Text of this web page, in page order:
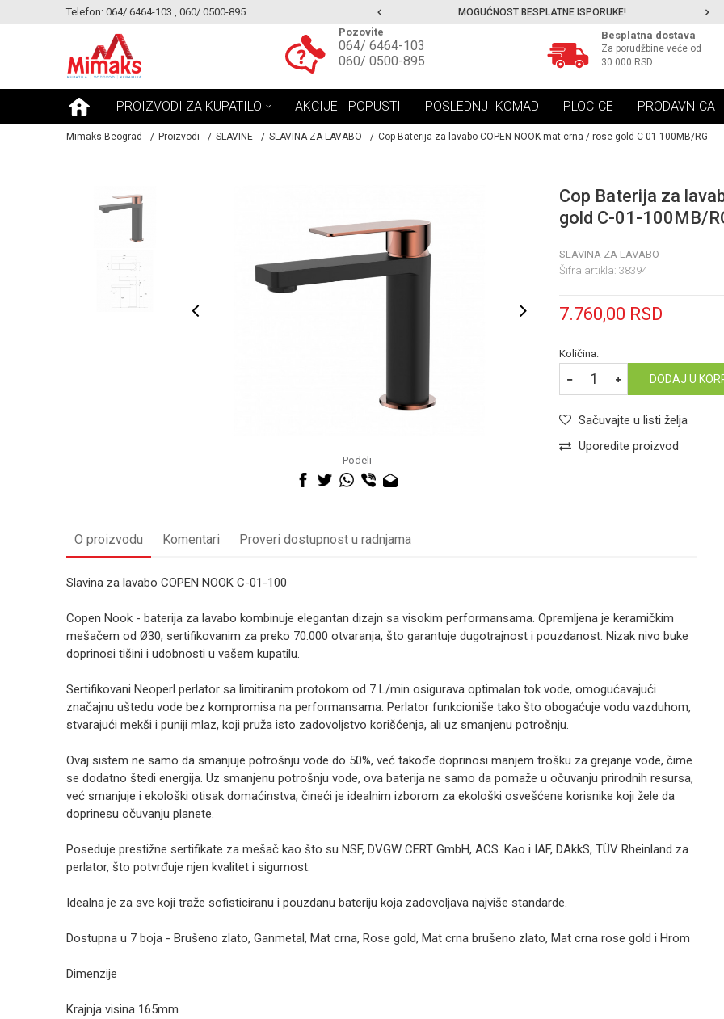
Telefon: 064/ 6464-103 , 060/ 0500-895
MOGUCNOST MONTAŽE PROIZVODA MOGUĆNOST BESPLATNE ISPORUKE!
Pozovite
064/ 6464-103
060/ 0500-895
Besplatna dostava
Za porudžbine veće od
30.000 RSD
PROIZVODI ZA KUPATILO AKCIJE I POPUSTI POSLEDNJI KOMAD PLOCICE PRODAVNICA
Mimaks Beograd Proizvodi SLAVINE SLAVINA ZA LAVABO Cop Baterija za lavabo COPEN NOOK mat crna / rose gold C-01-100MB/RG
Podeli
Cop Baterija za
gold C-01-100MB/
SLAVINA ZA LAVABO
Šifra artikla: 38394
7.760,00 RSD
Količina:
DODAJ U
Sačuvajte u listi želja
Uporedite proizvod
O proizvodu Komentari Proveri dostupnost u radnjama
Slavina za lavabo COPEN NOOK C-01-100
Copen Nook - baterija za lavabo kombinuje elegantan dizajn sa visokim performansama. Opremljena je keramičkim
mešačem od Ø30, sertifikovanim za preko 70.000 otvaranja, što garantuje dugotrajnost i pouzdanost. Nizak nivo buke
doprinosi tišini i udobnosti u vašem kupatilu.
Sertifikovani Neoperl perlator sa limitiranim protokom od 7 L/min osigurava optimalan tok vode, omogućavajući
značajnu uštedu vode bez kompromisa na performansama. Perlator funkcioniše tako što obogaćuje vodu vazduhom,
stvarajući mekši i puniji mlaz, koji pruža isto zadovoljstvo korišćenja, ali uz smanjenu potrošnju.
Ovaj sistem ne samo da smanjuje potrošnju vode do 50%, već takođe doprinosi manjem trošku za grejanje vode, čime
se dodatno štedi energija. Uz smanjenu potrošnju vode, ova baterija ne samo da pomaže u očuvanju prirodnih resursa,
već smanjuje i ekološki otisak domaćinstva, čineći je idealnim izborom za ekološki osvešćene korisnike koji žele da
doprinesu očuvanju planete.
Poseduje prestižne sertifikate za mešač kao što su NSF, DVGW CERT GmbH, ACS. Kao i IAF, DAkkS, TÜV Rheinland za
perlator, što potvrđuje njen kvalitet i sigurnost.
Idealna je za sve koji traže sofisticiranu i pouzdanu bateriju koja zadovoljava najviše standarde.
Dostupna u 7 boja - Brušeno zlato, Ganmetal, Mat crna, Rose gold, Mat crna brušeno zlato, Mat crna rose gold i Hrom
Dimenzije
Krajnja visina 165mm